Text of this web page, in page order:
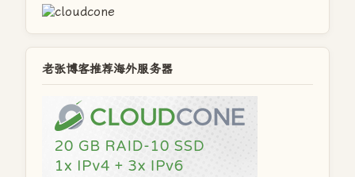
老张博客推荐海外服务器